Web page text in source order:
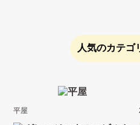
人気のカテゴ
平屋